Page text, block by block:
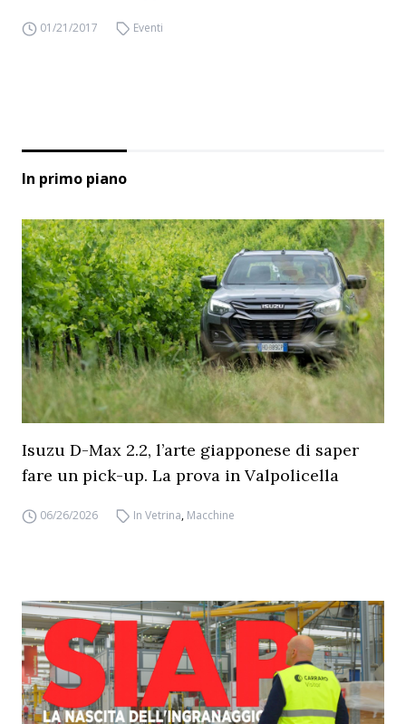
01/21/2017 Eventi
In primo piano
Isuzu D-Max 2.2, l’arte giapponese di saper
fare un pick-up. La prova in Valpolicella
06/26/2026 In Vetrina, Macchine